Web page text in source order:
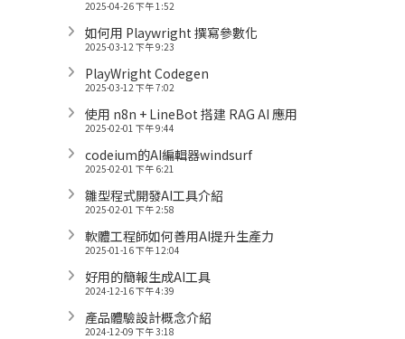
2025-04-26 下午 1:52
如何用 Playwright 撰寫參數化
2025-03-12 下午 9:23
PlayWright Codegen
2025-03-12 下午 7:02
使用 n8n + LineBot 搭建 RAG AI 應用
2025-02-01 下午 9:44
codeium的AI編輯器windsurf
2025-02-01 下午 6:21
雛型程式開發AI工具介紹
2025-02-01 下午 2:58
軟體工程師如何善用AI提升生產力
2025-01-16 下午 12:04
好用的簡報生成AI工具
2024-12-16 下午 4:39
產品體驗設計概念介紹
2024-12-09 下午 3:18